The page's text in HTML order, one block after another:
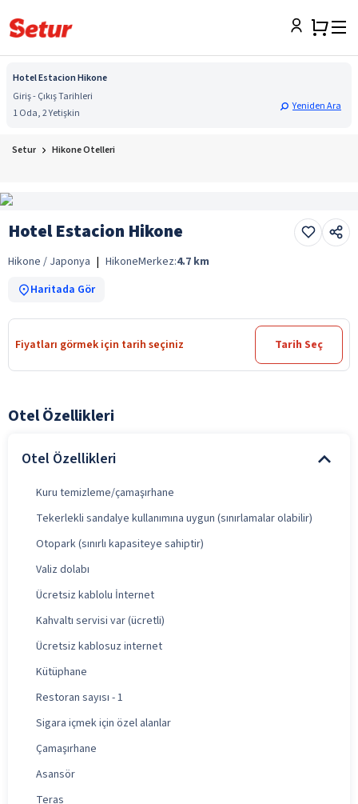
Hotel Estacion Hikone
Giriş - Çıkış Tarihleri
1 Oda, 2 Yetişkin
Yeniden Ara
Setur Hikone Otelleri
Hotel Estacion Hikone
Hikone / Japonya | HikoneMerkez:4.7 km
Haritada Gör
Fiyatları görmek için tarih seçiniz Tarih Seç
Otel Özellikleri
Otel Özellikleri
Kuru temizleme/çamaşırhane
Tekerlekli sandalye kullanımına uygun (sınırlamalar olabilir)
Otopark (sınırlı kapasiteye sahiptir)
Valiz dolabı
Ücretsiz kablolu İnternet
Kahvaltı servisi var (ücretli)
Ücretsiz kablosuz internet
Kütüphane
Restoran sayısı - 1
Sigara içmek için özel alanlar
Çamaşırhane
Asansör
Teras